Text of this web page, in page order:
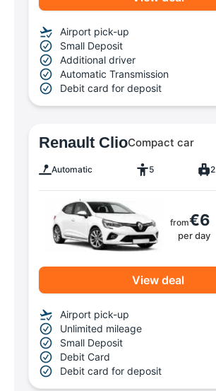
Airport pick-up
Small Deposit
Additional driver
Automatic Transmission
Debit card for deposit
Renault ClioCompact car
Automatic 5 2
from€6
per day
View deal
Airport pick-up
Unlimited mileage
Small Deposit
Debit Card
Debit card for deposit